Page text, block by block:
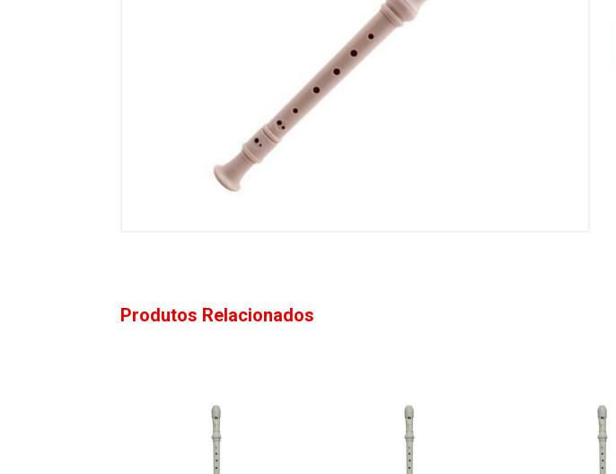
Produtos Relacionados